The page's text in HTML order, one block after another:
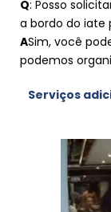
Q: Posso
a bordo do iate
ASim, você
podemos
Serviços